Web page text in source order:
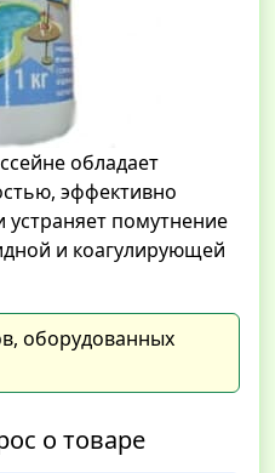
обладает
эффективно
помутнение
и коагулирующей
оборудованных
о товаре